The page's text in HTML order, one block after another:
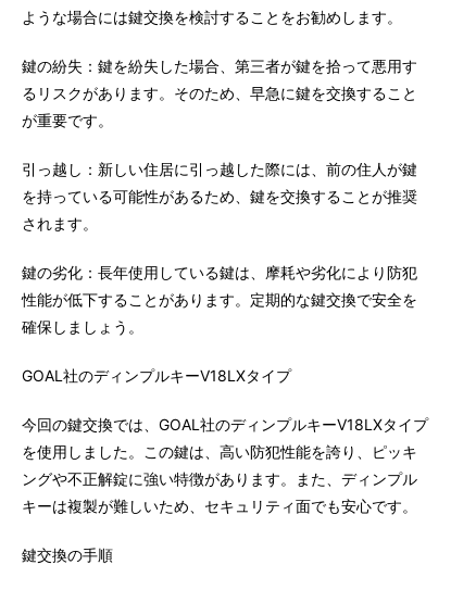
ような場合には鍵交換を検討することをお勧めします。
鍵の紛失：鍵を紛失した場合、第三者が鍵を拾って悪用す
るリスクがあります。そのため、早急に鍵を交換すること
が重要です。
引っ越し：新しい住居に引っ越した際には、前の住人が鍵
を持っている可能性があるため、鍵を交換することが推奨
されます。
鍵の劣化：長年使用している鍵は、摩耗や劣化により防犯
性能が低下することがあります。定期的な鍵交換で安全を
確保しましょう。
GOAL社のディンプルキーV18LXタイプ
今回の鍵交換では、GOAL社のディンプルキーV18LXタイプ
を使用しました。この鍵は、高い防犯性能を誇り、ピッキ
ングや不正解錠に強い特徴があります。また、ディンプル
キーは複製が難しいため、セキュリティ面でも安心です。
鍵交換の手順